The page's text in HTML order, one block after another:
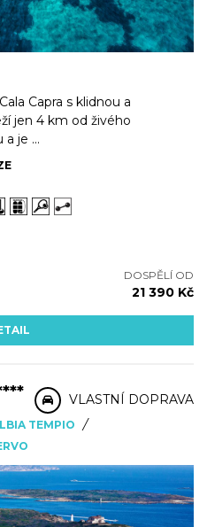
Capra s klidnou a
jen 4 km od živého
je ...
DOSPĚLÍ OD
21 390 Kč
VLASTNÍ DOPRAVA
TEMPIO /